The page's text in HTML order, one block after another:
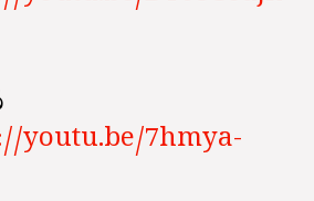
youtu.be/7hmya-